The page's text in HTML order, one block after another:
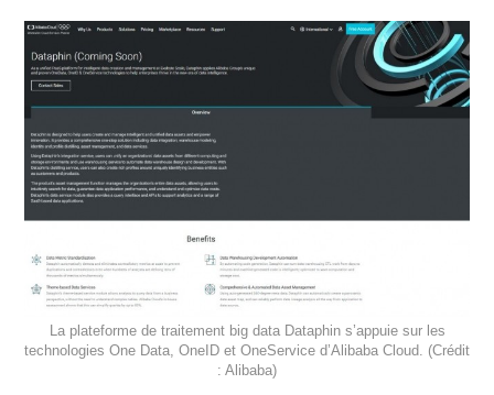
La plateforme de traitement big data Dataphin s’appuie sur les
technologies One Data, OneID et OneService d’Alibaba Cloud. (Crédit
: Alibaba)